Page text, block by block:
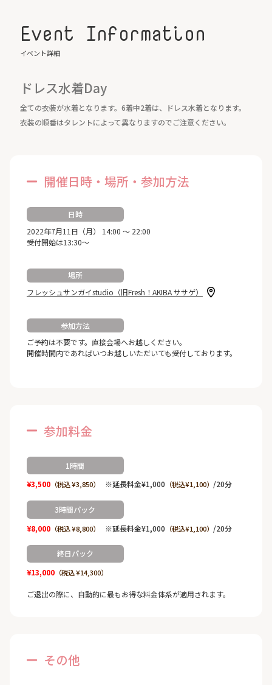
Event Information
イベント詳細
ドレス水着Day
全ての衣装が水着となります。6着中2着は、ドレス水着となります。
衣装の順番はタレントによって異なりますのでご注意ください。
開催日時・場所・参加方法
日時
2022年7月11日（月） 14:00 ～ 22:00
受付開始は13:30～
場所
フレッシュサンガイstudio（旧Fresh！AKIBA ササゲ）
参加方法
ご予約は不要です。直接会場へお越しください。
開催時間内であればいつお越しいただいても受付しております。
参加料金
1時間
¥3,500（税込 ¥3,850） ※延長料金¥1,000 （税込¥1,100） /20分
3時間パック
¥8,000（税込 ¥8,800） ※延長料金¥1,000 （税込¥1,100） /20分
終日パック
¥13,000（税込 ¥14,300）
ご退出の際に、自動的に最もお得な料金体系が適用されます。
その他